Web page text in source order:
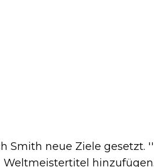
Smith neue Ziele gesetzt.